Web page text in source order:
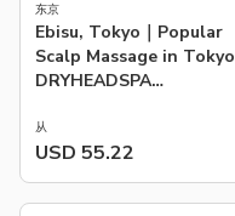
东京
Ebisu, Tokyo｜Popular
Scalp Massage in Tokyo
DRYHEADSPA
从
USD 55.22